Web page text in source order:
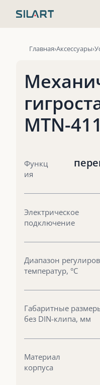
Главная Аксессуары
MTN-411
Функц
ия
Электрическое
подключение
Диапазон
температур, °С
Габаритные
без DIN-клипа, мм
Материал
корпуса